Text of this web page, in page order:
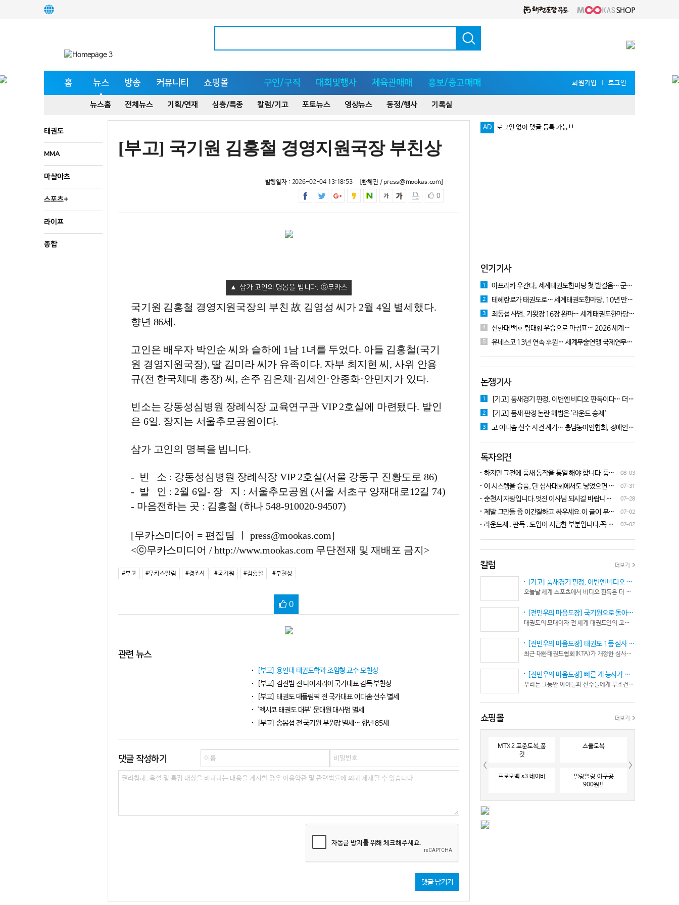
홈 뉴스 방송 커뮤니티 쇼핑몰 구인/구직 대회및행사 체육관매매 홍보/중고매매 회원가입 l 로그인
뉴스홈 전체뉴스 기획/연재 심층/특종 칼럼/기고 포토뉴스 영상뉴스 동정/행사 기록실
태권도
MMA
마샬아츠
스포츠+
라이프
종합
[부고] 국기원 김홍철 경영지원국장 부친상
발행일자 : 2026-02-04 13:18:53 [한혜진 / press@mookas.com]
0
삼가 고인의 명봅을 빕니다.
국기원 김홍철 경영지원국장의 부친 故 김영성 씨가 2월 4일 별세했다.
향년 86세.
고인은 배우자 박인순 씨와 슬하에 1남 1녀를 두었다. 아들 김홍철(국기
원 경영지원국장), 딸 김미라 씨가 유족이다. 자부 최지현 씨, 사위 안용
규(전 한국체대 총장) 씨, 손주 김은채·김세인·안종화·안민지가 있다.
빈소는 강동성심병원 장례식장 교육연구관 VIP 2호실에 마련됐다. 발인
은 6일. 장지는 서울추모공원이다.
삼가 고인의 명복을 빕니다.
- 빈 소 : 강동성심병원 장례식장 VIP 2호실(서울 강동구 진황도로 86)
- 발 인 : 2월 6일- 장 지 : 서울추모공원 (서울 서초구 양재대로12길 74)
- 마음전하는 곳 : 김홍철 (하나 548-910020-94507)
[무카스미디어 = 편집팀 ㅣ press@mookas.com]
<ⓒ무카스미디어 / http://www.mookas.com 무단전재 및 재배포 금지>
#부고 #무카스알림 #경조사 #국기원 #김홍철 #부친상
0
관련 뉴스
[부고] 용인대 태권도학과 조임형 교수 모친상
[부고] 김진범 전 나이지리아 국가대표 감독 부친상
[부고] 태권도 데플림픽 전 국가대표 이다솜 선수 별세
​​​​​​​'멕시코 태권도 대부' 문대원 대사범 별세
[부고] 송봉섭 전 국기원 부원장 별세… 향년 85세
댓글 작성하기
자동글 방지를 위해 체크해주세요.
댓글 남기기
AD 로그인 없이 댓글 등록 가능!!
인기기사
1 아프리카 우간다, 세계태권도한마당 첫 발걸음… 군의관 콘데 "잊지 못할 경험"
2 테헤란로가 태권도로… 세계태권도한마당, 10년 만에 국기원서 개막!
3 최동섭 사범, 기왓장 16장 완파… 세계태권도한마당 주먹격파 우승
4 신한대 백호 팀대항 우승으로 마침표… 2026 세계태권도한마당 폐막
5 유네스코 13년 연속 후원… 세계무술연맹 국제연무대회 10월 충주서 개막
논쟁기사
1 [기고] 품새경기 판정, 이번엔 비디오 판독이다… 더 이상 미룰 수 없다
2 [기고] 품새 판정 논란 해법은 '라운드 승제'
3 고 이다솜 선수 사건 계기… 충남농아인협회, 장애인체육 제도개선 9개 정책 제안
독자의견
08-03
하지만 그전에 품새 동작을 통일 해야 합니다.품새
심판 교육에 여러번 참석 했었는데, 강사 마다 동작
할수가 없습니다.하루빨리 강사들이 함께 모여 동
작을 통일 시켜야지 안그러면 항상 분쟁이 생깁니
다.
07-31
이 시스템을 승품, 단 심사대회에서도 넣었으면 좋
겠네요.심사위원들이 일부러 불합격시키고, 이 부
했는데, 번복이 안된답니다.ㅋㅋㅋㅋㅋ 심사위원들
눈이 전부 달라서, 이렇다, 저렇다 말을 할수가 없다
07-28
순천시 자랑입니다.멋진 이사님 되시길 바랍니다
^^♡
07-02
제발 그만들 좀 이간질하고 싸우세요.이 글이 무엇
이 문제인가요?무엇을 얘기하려는지 의도가 무엇
이 노력해 보자는 그런 글 같은데품새 얘기 하는데
왜 갑자기 심판 가오 얘기에 핑크색 옷 얘기 같은 비
하 발언에......답답하시니 그러시겠지만 태권도
"도" 는 지키시며 발언하세요.심판들 또한 이런 말
나오지 않도록 자존심 상하지 않도록 부단히 노력해
야 함은 확실합니다.부끄러운 일 들이 없도록 해야
좋게만 보지 말고 잘하는 건 잘한다고 인정해주고
못하는 건 고치도록 해주셔야지어떠한 글인지 파악
도 못하고 일방적으로 나쁘게 표현하는 글은 보기가
좋지 않습니다.
07-02
라운드제 . 판독 . 도입이 시급한 부분입니다.꼭 승
고 다른 생각 없이 오로지 품새 판정에만 집중 하도
칼럼 더보기
[기고] 품새경기 판정, 이번엔 비디오 판독이다… 더 이상 미룰 수 없다
오늘날 세계 스포츠에서 비디오 판독은 더 이상 선택이 아니다. 선수의 땀과 노력, 경기 결과의 공정성을 지키기 위한 최소한의 안전장치이자 국제 스포츠의 보편적인 기준이 됐다.
[전민우의 마음도장] 국기원으로 돌아온 한마당… 그 안에서 마주하는 '도장(道場)의 본질’
태권도의 모태이자 전 세계 태권도인의 고향, 국기원 도장 위에 다시 뜨거운 기합 소리가 웅장하게 울려 퍼질 예정이다. 오랜만에 국기원에서 펼쳐지는 이번 세계태권도한마당은 단순한 대회 개최를 넘어 국경과 인종, 세대를 넘어 하나의 마음으로 모인 전 세계 태권도인들의 가슴속에 묵직한 설렘과 숭고한 감회를 불러일으킨다.
[전민우의 마음도장] 태권도 1품 심사 완화... 문턱은 낮아졌지만, 계단은 더욱 가팔라졌다!
최근 대한태권도협회(KTA)가 개정한 심사시행 규정이 도장가에 화두를 던지고 있다. 저연령 1품(단) 심사 시 지정 품새의 추첨 범위와 시기를 완화해 각 시도협회가 사실상 태극 1장부터 5장까지로 지정을 축소할 수 있는 제도적 근거를 마련했다.
[전민우의 마음도장] 빠른 게 능사가 아니다… 엘리트 선수의 '기다림'
우리는 그동안 아이들과 선수들에게 무조건 “빨리 반응하라”고 다그치기만 했던 것은 아닐까? 진정한 탁월함은 단순히 근육의 수축 속도가 빠른 데서 오지 않는다. 복잡하고 긴박한 1대 1 격투 상황 속에서 ‘언제 멈추고, 언제 폭발할 것인가’를 통제하는 타이밍 조절 능력과 상황 인식(Situational Awareness)에서 온다.
쇼핑몰 더보기
MTX 2 표준도복_품
깃
스쿨도복
프로모백 s3 네이비
말랑말랑 야구공
900원!!